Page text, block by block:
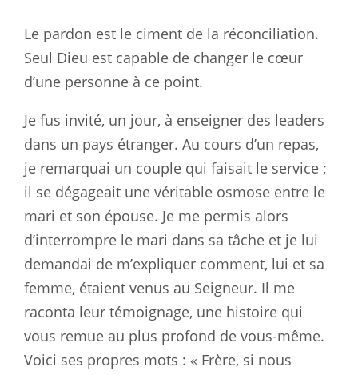
Le pardon est le ciment de la réconciliation.
Seul Dieu est capable de changer le cœur
d’une personne à ce point.
Je fus invité, un jour, à enseigner des leaders
dans un pays étranger. Au cours d’un repas,
je remarquai un couple qui faisait le service ;
il se dégageait une véritable osmose entre le
mari et son épouse. Je me permis alors
d’interrompre le mari dans sa tâche et je lui
demandai de m’expliquer comment, lui et sa
femme, étaient venus au Seigneur. Il me
raconta leur témoignage, une histoire qui
vous remue au plus profond de vous-même.
Voici ses propres mots : « Frère, si nous